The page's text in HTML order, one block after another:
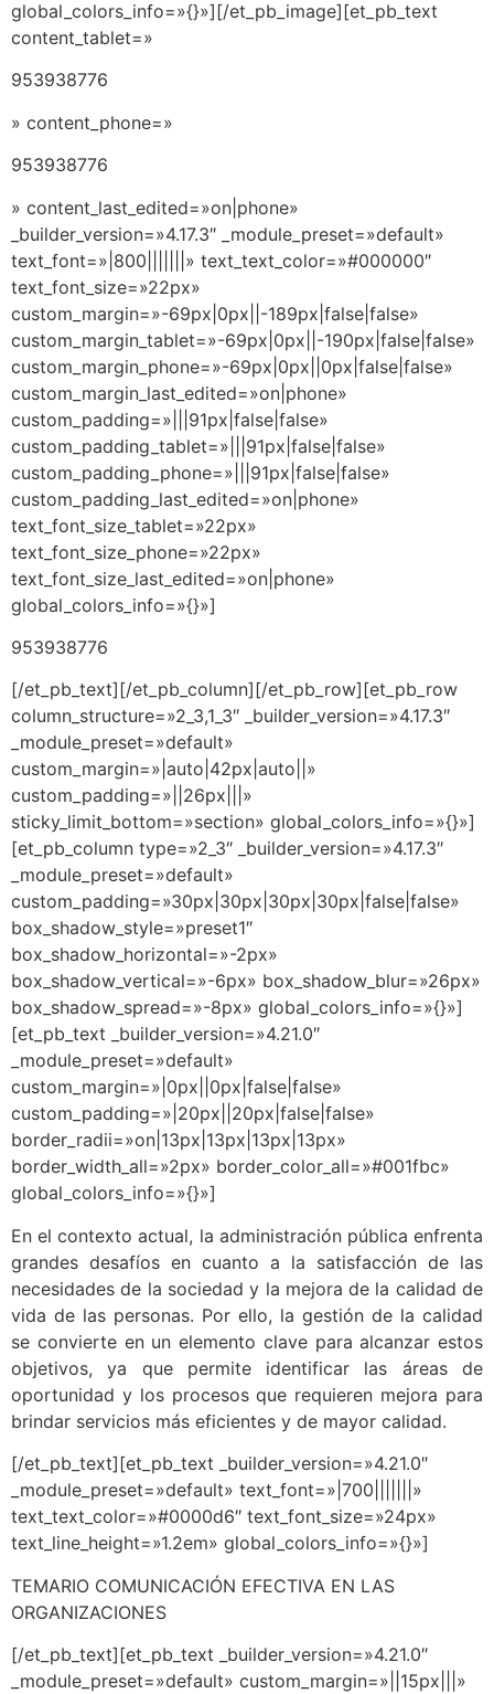
global_colors_info=»{}»][/et_pb_image][et_pb_text
content_tablet=»
953938776
» content_phone=»
953938776
» content_last_edited=»on|phone»
_builder_version=»4.17.3″ _module_preset=»default»
text_font=»|800|||||||» text_text_color=»#000000″
text_font_size=»22px»
custom_margin=»-69px|0px||-189px|false|false»
custom_margin_tablet=»-69px|0px||-190px|false|false»
custom_margin_phone=»-69px|0px||0px|false|false»
custom_margin_last_edited=»on|phone»
custom_padding=»|||91px|false|false»
custom_padding_tablet=»|||91px|false|false»
custom_padding_phone=»|||91px|false|false»
custom_padding_last_edited=»on|phone»
text_font_size_tablet=»22px»
text_font_size_phone=»22px»
text_font_size_last_edited=»on|phone»
global_colors_info=»{}»]
953938776
[/et_pb_text][/et_pb_column][/et_pb_row][et_pb_row
column_structure=»2_3,1_3″ _builder_version=»4.17.3″
_module_preset=»default»
custom_margin=»|auto|42px|auto||»
custom_padding=»||26px|||»
sticky_limit_bottom=»section» global_colors_info=»{}»]
[et_pb_column type=»2_3″ _builder_version=»4.17.3″
_module_preset=»default»
custom_padding=»30px|30px|30px|30px|false|false»
box_shadow_style=»preset1″
box_shadow_horizontal=»-2px»
box_shadow_vertical=»-6px» box_shadow_blur=»26px»
box_shadow_spread=»-8px» global_colors_info=»{}»]
[et_pb_text _builder_version=»4.21.0″
_module_preset=»default»
custom_margin=»|0px||0px|false|false»
custom_padding=»|20px||20px|false|false»
border_radii=»on|13px|13px|13px|13px»
border_width_all=»2px» border_color_all=»#001fbc»
global_colors_info=»{}»]
En el contexto actual, la administración pública enfrenta
grandes desafíos en cuanto a la satisfacción de las
necesidades de la sociedad y la mejora de la calidad de
vida de las personas. Por ello, la gestión de la calidad
se convierte en un elemento clave para alcanzar estos
objetivos, ya que permite identificar las áreas de
oportunidad y los procesos que requieren mejora para
brindar servicios más eficientes y de mayor calidad.
[/et_pb_text][et_pb_text _builder_version=»4.21.0″
_module_preset=»default» text_font=»|700|||||||»
text_text_color=»#0000d6″ text_font_size=»24px»
text_line_height=»1.2em» global_colors_info=»{}»]
TEMARIO COMUNICACIÓN EFECTIVA EN LAS
ORGANIZACIONES
[/et_pb_text][et_pb_text _builder_version=»4.21.0″
_module_preset=»default» custom_margin=»||15px|||»